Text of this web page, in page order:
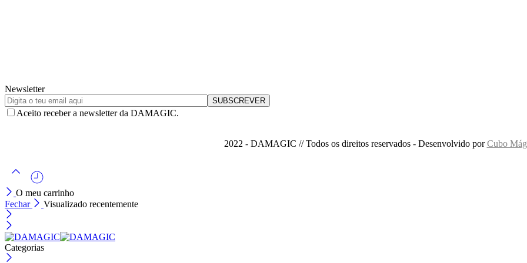
Newsletter
Aceito receber a newsletter da DAMAGIC.
2022 - DAMAGIC // Todos os direitos reservados - Desenvolvido porCubo
O meu carrinho
Fechar
Visualizado recentemente
Categorias